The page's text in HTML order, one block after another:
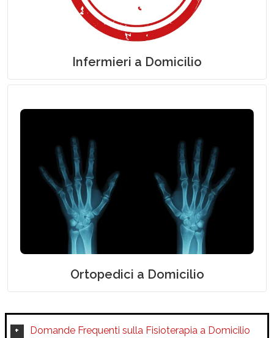
Infermieri a Domicilio
Ortopedici a Domicilio
Visita Ortopedica a Domicilio
Domande Frequenti sulla Fisioterapia a Domicilio